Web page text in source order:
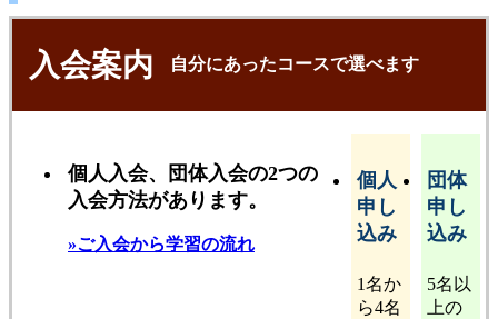
入会案内 自分にあったコースで選べます
個人入会、団体入会の2つの
入会方法があります。
»ご入会から学習の流れ
個人
申し
込み
1名か
ら4名
団体
申し
込み
5名以
上の